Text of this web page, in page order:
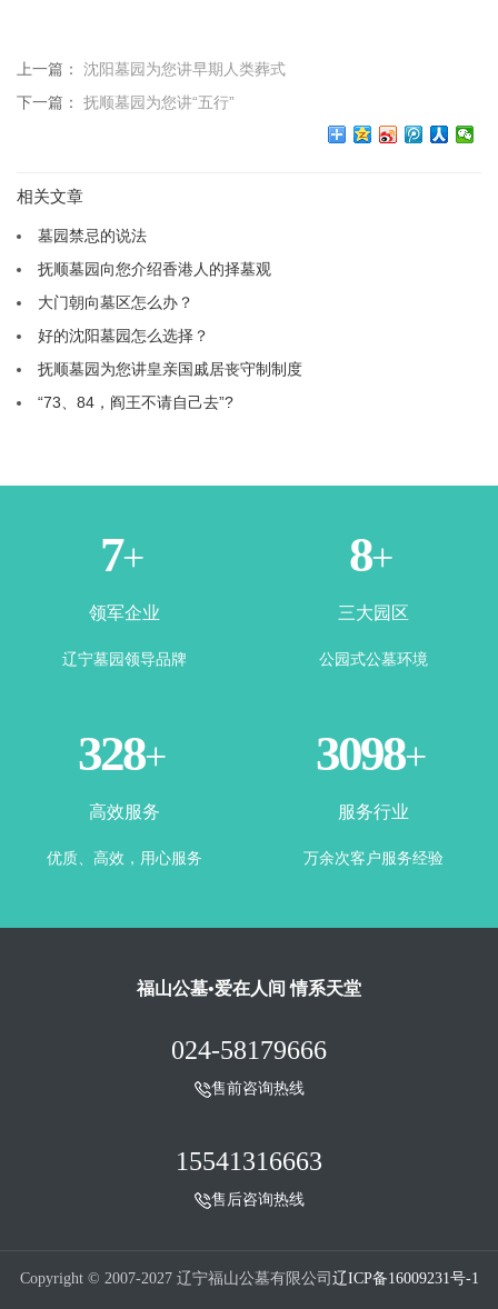
上一篇： 沈阳墓园为您讲早期人类葬式
下一篇： 抚顺墓园为您讲“五行”
相关文章
墓园禁忌的说法
抚顺墓园向您介绍香港人的择墓观
大门朝向墓区怎么办？
好的沈阳墓园怎么选择？
抚顺墓园为您讲皇亲国戚居丧守制制度
“73、84，阎王不请自己去”?
1+
领军企业
辽宁墓园领导品牌
3+
三大园区
公园式公墓环境
365+
高效服务
优质、高效，用心服务
3500+
服务行业
万余次客户服务经验
福山公墓•爱在人间 情系天堂
024-58179666
售前咨询热线
15541316663
售后咨询热线
Copyright © 2007-2027 辽宁福山公墓有限公司 辽ICP备16009231号-1